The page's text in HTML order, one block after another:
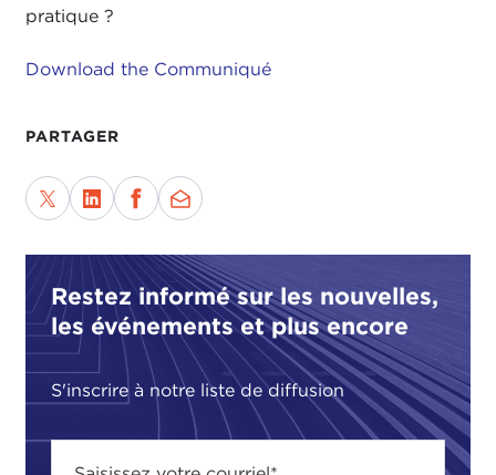
PARTAGER
Restez informé sur les nouvelles,
les événements et plus encore
S'inscrire à notre liste de diffusion
pratique ?
Download the Communiqué